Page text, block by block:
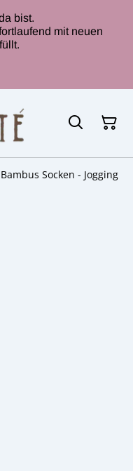
bist.
mit neuen
Bambus Socken - Jogging